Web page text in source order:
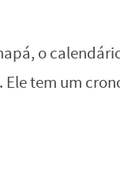
o
tem um